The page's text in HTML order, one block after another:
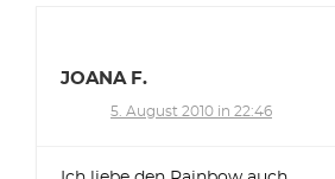
JOANA F.
5. August 2010 in 22:46